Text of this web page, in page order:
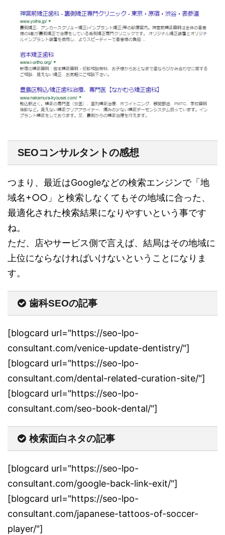
SEOコンサルタントの感想
つまり、最近はGoogleなどの検索エンジンで「地
域名+○○」と検索しなくてもその地域に合った、
最適化された検索結果になりやすいという事です
ね。
ただ、店やサービス側で言えば、結局はその地域に
上位にならなければいけないということになりま
す。
歯科SEOの記事
[blogcard url="https://seo-lpo-
consultant.com/venice-update-dentistry/"]
[blogcard url="https://seo-lpo-
consultant.com/dental-related-curation-site/"]
[blogcard url="https://seo-lpo-
consultant.com/seo-book-dental/"]
検索面白ネタの記事
[blogcard url="https://seo-lpo-
consultant.com/google-back-link-exit/"]
[blogcard url="https://seo-lpo-
consultant.com/japanese-tattoos-of-soccer-
player/"]